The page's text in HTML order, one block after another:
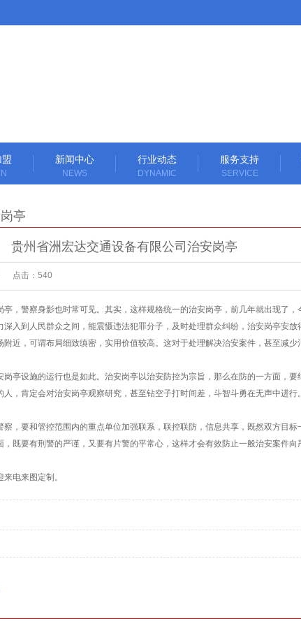
新闻中心
NEWS
行业动态
DYNAMIC
服务支持
SERVICE
亭
贵州省洲宏达交通设备有限公司治安岗亭
点击： 540
，警察身影也时常可见。其实，这样规格统一的治安岗亭，前几年就出现了，
入到人民群众之间，能震慑违法犯罪分子，及时处理群众纠纷，治安岗亭安放
近，可谓布局细致缜密，实用价值较高。这对于处理解决治安案件，甚至减
亭设施的运行也是如此。治安岗亭以治安防控为宗旨，那么在防的一方面，要
，肯定会对治安岗亭观察研究，甚至钻空子打时间差，斗智斗勇在无声中进
，要和管控范围内的重点单位加强联系，联控联防，信息共享，既然双方目
既要有刑警的严谨，又要有片警的平常心，这样才会有效防止一般治安案件
电来图定制。